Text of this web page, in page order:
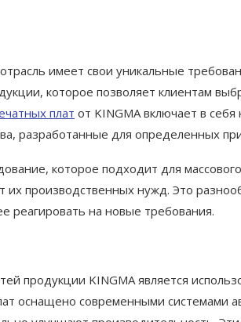
имеет свои уникальные
которое позволяет клиентам
плат от KINGMA включает в
разработанные для определенных
которое подходит для
их производственных нужд. Это
реагировать на новые требования.
продукции KINGMA является
оснащено современными системами